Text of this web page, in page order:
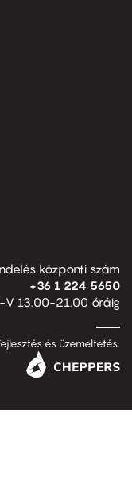
központi szám
+36 1 224 5650
V 13.00-21.00 óráig
és üzemeltetés: